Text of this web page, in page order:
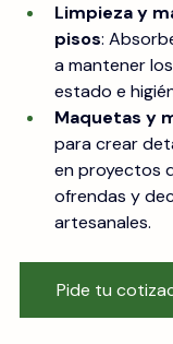
Limpieza y
pisos:
a mantener
estado e
Maquetas y
para crear
en proyectos
ofrendas y
artesanales.
Pide tu